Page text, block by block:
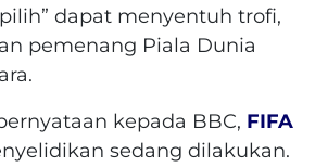
dapat menyentuh trofi,
pemenang Piala Dunia
kepada BBC, FIFA
sedang dilakukan.